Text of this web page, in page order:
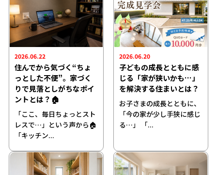
2026.06.22
住んでから気づく“ちょ
っとした不便”。家づく
りで見落としがちなポイ
ントとは？🏠
「ここ、毎日ちょっとスト
レスで…」という声から🏠
「キッチン...
2026.06.20
子どもの成長とともに感
じる「家が狭いかも…」
を解決する住まいとは？
お子さまの成長とともに、
「今の家が少し手狭に感じ
る…」 「...